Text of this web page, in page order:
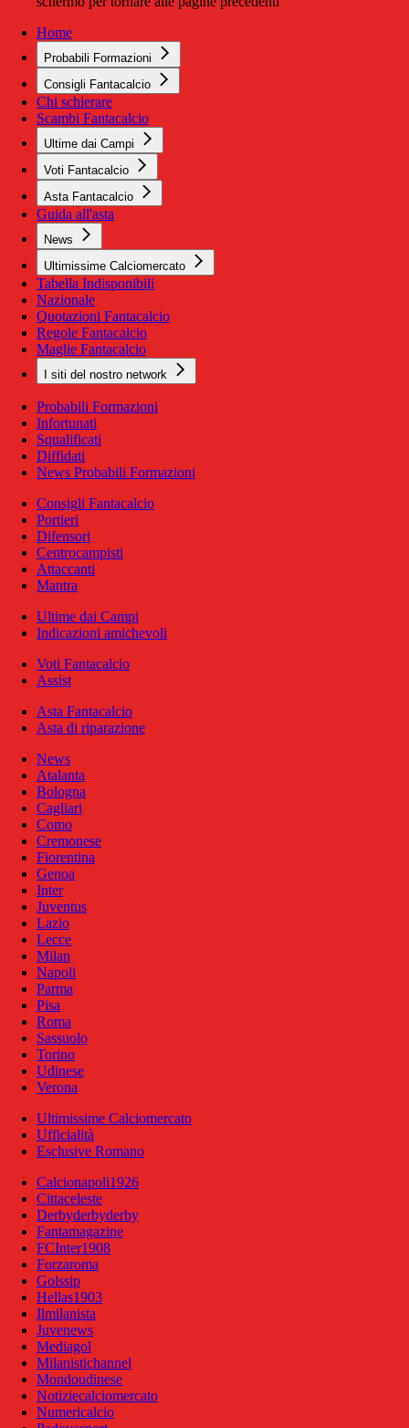
Home
Probabili Formazioni
Consigli Fantacalcio
Chi schierare
Scambi Fantacalcio
Ultime dai Campi
Voti Fantacalcio
Asta Fantacalcio
Guida all'asta
News
Ultimissime Calciomercato
Tabella Indisponibili
Nazionale
Quotazioni Fantacalcio
Regole Fantacalcio
Maglie Fantacalcio
I siti del nostro network
Probabili Formazioni
Infortunati
Squalificati
Diffidati
News Probabili Formazioni
Consigli Fantacalcio
Portieri
Difensori
Centrocampisti
Attaccanti
Mantra
Ultime dai Campi
Indicazioni amichevoli
Voti Fantacalcio
Assist
Asta Fantacalcio
Asta di riparazione
News
Atalanta
Bologna
Cagliari
Como
Cremonese
Fiorentina
Genoa
Inter
Juventus
Lazio
Lecce
Milan
Napoli
Parma
Pisa
Roma
Sassuolo
Torino
Udinese
Verona
Ultimissime Calciomercato
Ufficialità
Esclusive Romano
Calcionapoli1926
Cittaceleste
Derbyderbyderby
Fantamagazine
FCInter1908
Forzaroma
Golssip
Hellas1903
Ilmilanista
Juvenews
Mediagol
Milanistichannel
Mondoudinese
Notiziecalciomercato
Numericalcio